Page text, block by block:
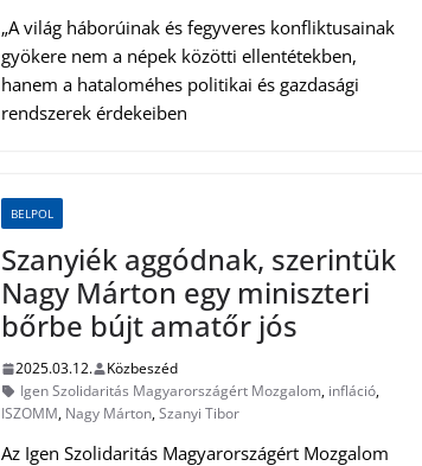
„A világ háborúinak és fegyveres konfliktusainak
gyökere nem a népek közötti ellentétekben,
hanem a hataloméhes politikai és gazdasági
rendszerek érdekeiben
BELPOL
Szanyiék aggódnak, szerintük
Nagy Márton egy miniszteri
bőrbe bújt amatőr jós
2025.03.12.
Közbeszéd
Igen Szolidaritás Magyarországért Mozgalom, infláció,
ISZOMM, Nagy Márton,Szanyi Tibor
Az Igen Szolidaritás Magyarországért Mozgalom